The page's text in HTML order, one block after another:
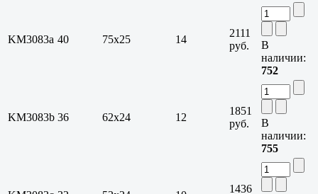
KM3083a 40 75х25 14
2111
руб.
В
наличии:
752
KM3083b 36 62х24 12
1851
руб.
В
наличии:
755
1436